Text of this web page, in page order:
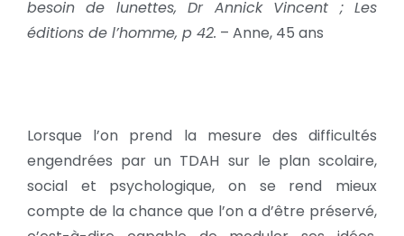
besoin de lunettes, Dr Annick Vincent ; Les
éditions de l’homme, p 42. – Anne, 45 ans
Lorsque l’on prend la mesure des difficultés
engendrées par un TDAH sur le plan scolaire,
social et psychologique, on se rend mieux
compte de la chance que l’on a d’être préservé,